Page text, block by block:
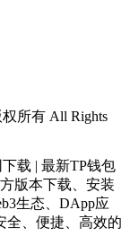
所有 All Rights
载 | 最新TP钱包
版本下载、安装
生态、DApp应
全、便捷、高效的